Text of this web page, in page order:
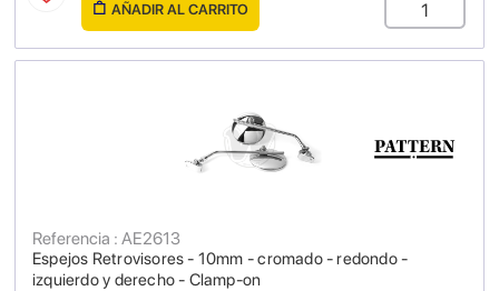
AÑADIR AL CARRITO
Espejos Retrovisores - 10mm - cromado - redondo -
izquierdo y derecho - Clamp-on
Referencia : AE2613